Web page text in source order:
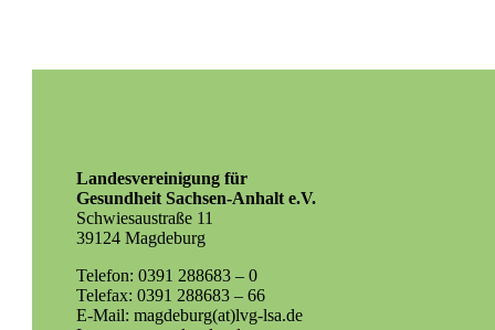
Landesvereinigung für
Gesundheit Sachsen-Anhalt e.V.
Schwiesaustraße 11
39124 Magdeburg
Telefon: 0391 288683 – 0
Telefax: 0391 288683 – 66
E-Mail: magdeburg(at)lvg-lsa.de